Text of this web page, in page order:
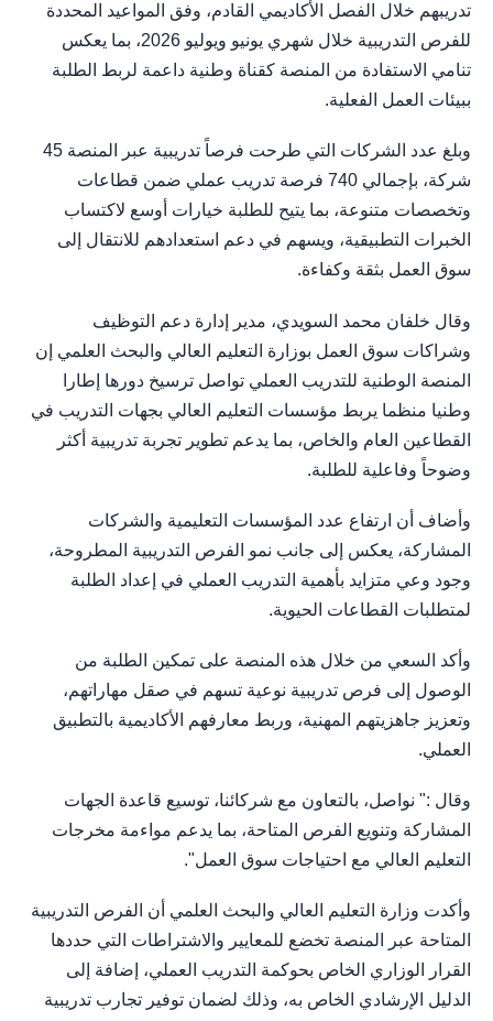
تدريبهم خلال الفصل الأكاديمي القادم، وفق المواعيد المحددة
للفرص التدريبية خلال شهري يونيو ويوليو 2026، بما يعكس
تنامي الاستفادة من المنصة كقناة وطنية داعمة لربط الطلبة
ببيئات العمل الفعلية.
وبلغ عدد الشركات التي طرحت فرصاً تدريبية عبر المنصة 45
شركة، بإجمالي 740 فرصة تدريب عملي ضمن قطاعات
وتخصصات متنوعة، بما يتيح للطلبة خيارات أوسع لاكتساب
الخبرات التطبيقية، ويسهم في دعم استعدادهم للانتقال إلى
سوق العمل بثقة وكفاءة.
وقال خلفان محمد السويدي، مدير إدارة دعم التوظيف
وشراكات سوق العمل بوزارة التعليم العالي والبحث العلمي إن
المنصة الوطنية للتدريب العملي تواصل ترسيخ دورها إطارا
وطنيا منظما يربط مؤسسات التعليم العالي بجهات التدريب في
القطاعين العام والخاص، بما يدعم تطوير تجربة تدريبية أكثر
وضوحاً وفاعلية للطلبة.
وأضاف أن ارتفاع عدد المؤسسات التعليمية والشركات
المشاركة، يعكس إلى جانب نمو الفرص التدريبية المطروحة،
وجود وعي متزايد بأهمية التدريب العملي في إعداد الطلبة
لمتطلبات القطاعات الحيوية.
وأكد السعي من خلال هذه المنصة على تمكين الطلبة من
الوصول إلى فرص تدريبية نوعية تسهم في صقل مهاراتهم،
وتعزيز جاهزيتهم المهنية، وربط معارفهم الأكاديمية بالتطبيق
العملي.
وقال :" نواصل، بالتعاون مع شركائنا، توسيع قاعدة الجهات
المشاركة وتنويع الفرص المتاحة، بما يدعم مواءمة مخرجات
التعليم العالي مع احتياجات سوق العمل".
وأكدت وزارة التعليم العالي والبحث العلمي أن الفرص التدريبية
المتاحة عبر المنصة تخضع للمعايير والاشتراطات التي حددها
القرار الوزاري الخاص بحوكمة التدريب العملي، إضافة إلى
الدليل الإرشادي الخاص به، وذلك لضمان توفير تجارب تدريبية